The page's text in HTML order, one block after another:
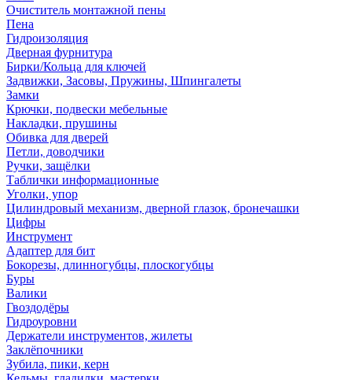
Очиститель монтажной пены
Пена
Гидроизоляция
Дверная фурнитура
Бирки/Кольца для ключей
Задвижки, Засовы, Пружины, Шпингалеты
Замки
Крючки, подвески мебельные
Накладки, прушины
Обивка для дверей
Петли, доводчики
Ручки, защёлки
Таблички информационные
Уголки, упор
Цилиндровый механизм, дверной глазок, бронечашки
Цифры
Инструмент
Адаптер для бит
Бокорезы, длинногубцы, плоскогубцы
Буры
Валики
Гвоздодёры
Гидроуровни
Держатели инструментов, жилеты
Заклёпочники
Зубила, пики, керн